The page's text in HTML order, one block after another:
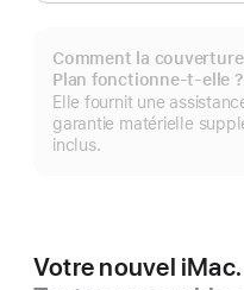
Comment la
Plan fonctionne-t-elle ?
Elle fournit une
garantie matérielle
inclus.
Votre nouvel iMac.